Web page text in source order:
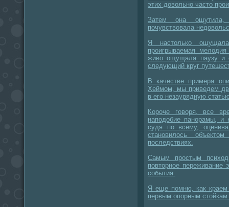
этих довольно часто
Затем она
почувствовала
Я настолько
проигрываемая
живо ощущала паузу и
следующий круг
В качестве примера
Хеймом, мы приведем
в его незаурядную
Короче говоря, все
наподобие панорамы, и
судя по всему,
становилось
последствиях.
Самым простым
повторное переживание
события.
Я еще помню, как краем
первым опорным стойкам